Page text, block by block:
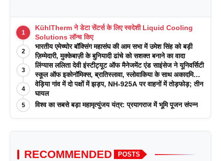
1
KühlTherm ने डेटा सेंटर्स के लिए स्वदेशी Liquid Cooling
Solutions लॉन्च किए
2
भारतीय एमेच्योर बॉक्सिंग महासंघ की आम सभा में उमेश सिंह को बड़ी
ज़िम्मेदारी, मुक्केबाज़ी के बुनियादी ढांचे को सशक्त बनाने का वादा
3
लिंग्यास ललिता देवी इंस्टीट्यूट ऑफ मैनेजमेंट एंड साइंसेज ने यूनिवर्सिटी
स्कूल ऑफ इकोनॉमिक्स, ब्रातिस्लावा, स्लोवाकिया के साथ अकादमिक
पत्रिकाओं में प्रकाशन रणनीतियों पर एक दिवसीय कार्यशाला का
आयोजन किया
4
वेड़िया गांव में दो पक्षों में झड़प, NH-925A पर वाहनों में तोड़फोड़; तीन
घायल
5 विश्व का सबसे बड़ा महामृत्युंजय यंत्र: प्रयागराज में भूमि पूजन संपन्न
RECOMMENDED POSTS